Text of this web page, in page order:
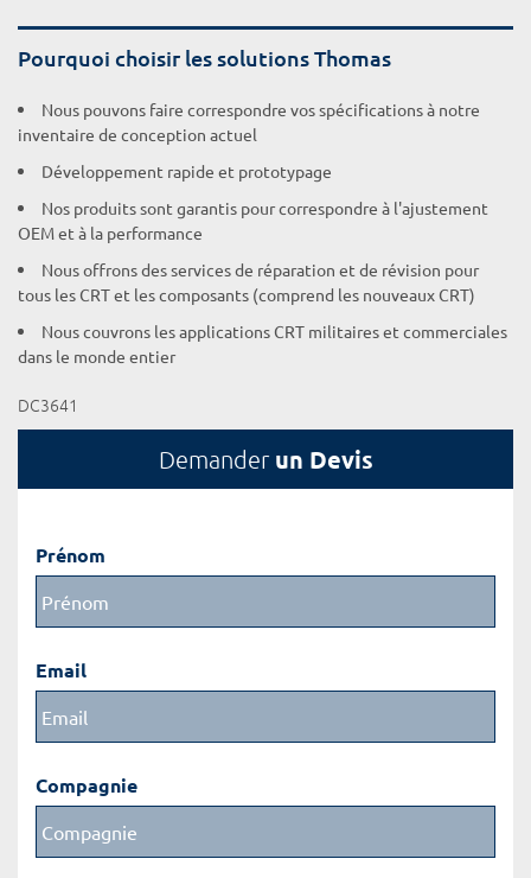
Pourquoi choisir les solutions Thomas
Nous pouvons faire correspondre vos spécifications à notre
inventaire de conception actuel
Développement rapide et prototypage
Nos produits sont garantis pour correspondre à l'ajustement
OEM et à la performance
Nous offrons des services de réparation et de révision pour
tous les CRT et les composants (comprend les nouveaux CRT)
Nous couvrons les applications CRT militaires et commerciales
dans le monde entier
DC3641
Demander un Devis
Prénom
Email
Compagnie